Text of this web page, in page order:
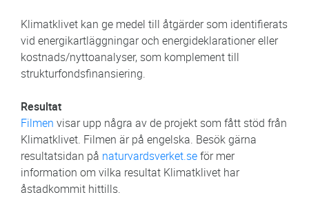
Klimatklivet kan ge medel till åtgärder som identifierats
vid energikartläggningar och energideklarationer eller
kostnads/nyttoanalyser, som komplement till
strukturfondsfinansiering.
Resultat
Filmen visar upp några av de projekt som fått stöd från
Klimatklivet. Filmen är på engelska. Besök gärna
resultatsidan på naturvardsverket.seför mer
information om vilka resultat Klimatklivet har
åstadkommit hittills.